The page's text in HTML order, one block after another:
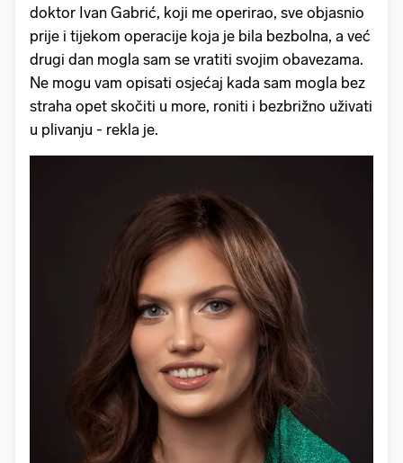
doktor Ivan Gabrić, koji me operirao, sve objasnio
prije i tijekom operacije koja je bila bezbolna, a već
drugi dan mogla sam se vratiti svojim obavezama.
Ne mogu vam opisati osjećaj kada sam mogla bez
straha opet skočiti u more, roniti i bezbrižno uživati
u plivanju - rekla je.